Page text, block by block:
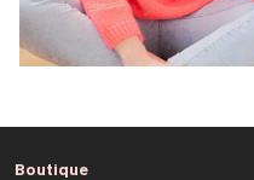
Boutique